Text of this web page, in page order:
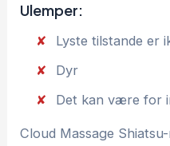
Ulemper:
Lyste tilstande er
Dyr
Det kan være for
Cloud Massage